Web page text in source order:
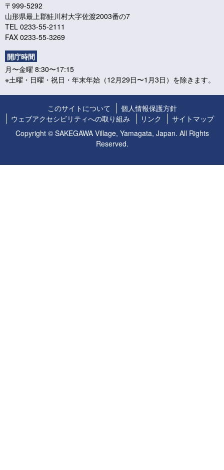
〒999-5292
山形県最上郡鮭川村大字佐渡2003番の7
TEL 0233-55-2111
FAX 0233-55-3269
開庁時間
月〜金曜 8:30〜17:15
※土曜・日曜・祝日・年末年始（12月29日〜1月3日）を除きます。
このサイトについて
個人情報保護方針
ウェブアクセシビリティへの取り組み
リンク
サイトマップ
Copyright © SAKEGAWA Village, Yamagata, Japan. All Rights
Reserved.